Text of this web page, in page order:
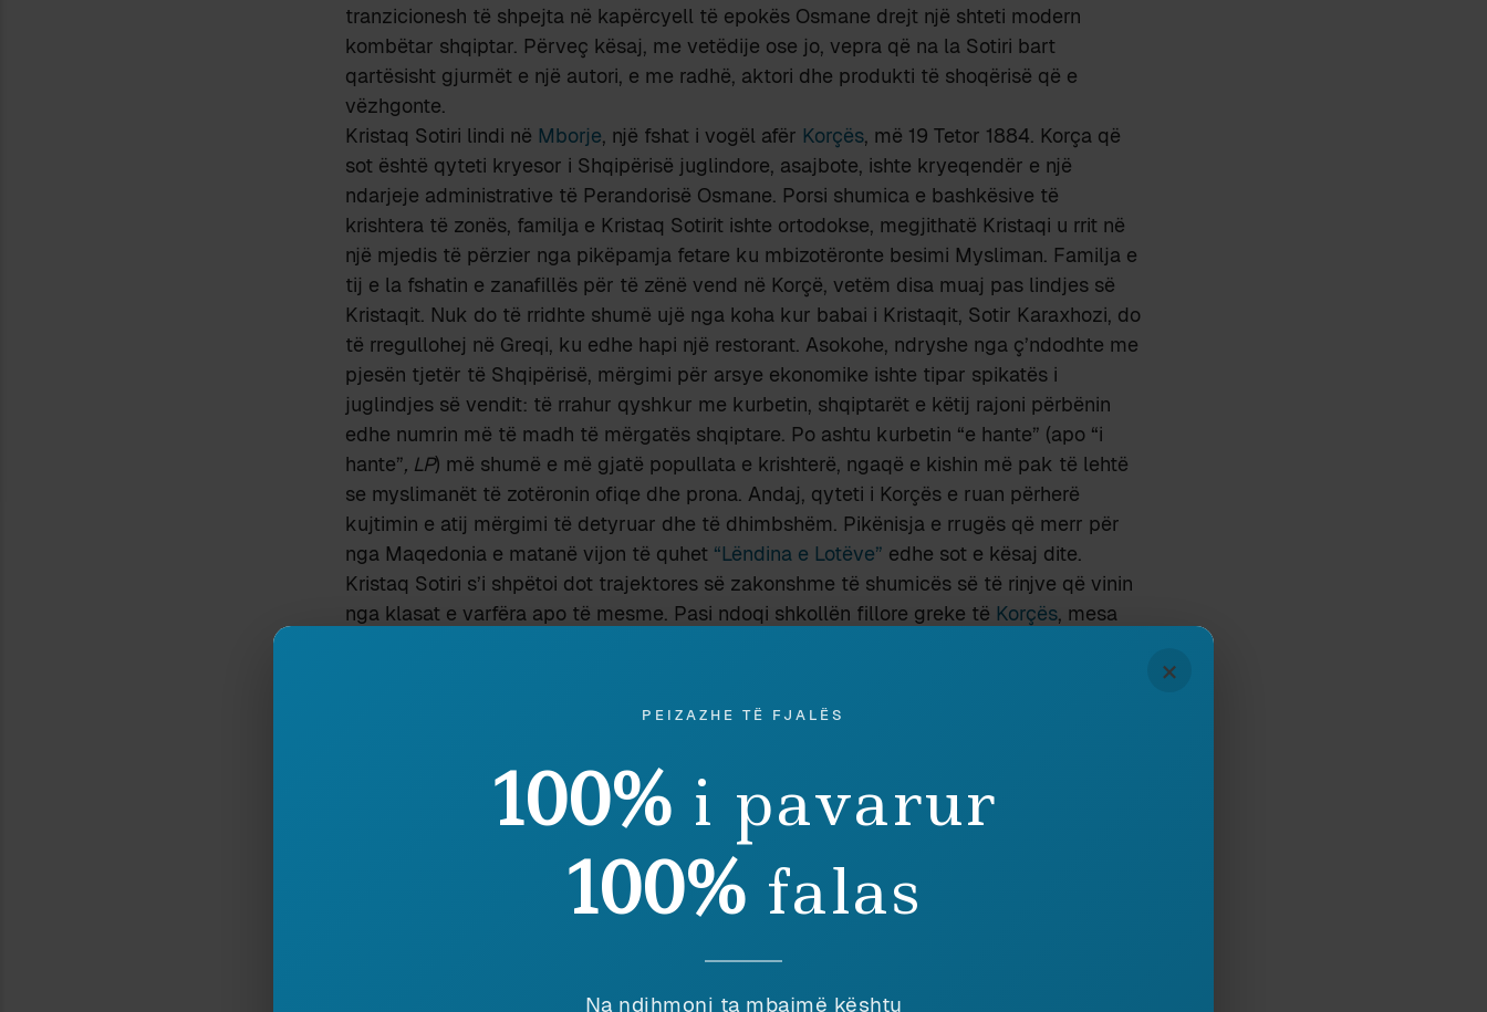
tranzicionesh të shpejta në kapërcyell të epokës Osmane drejt një shteti modern
kombëtar shqiptar. Përveç kësaj, me vetëdije ose jo, vepra që na la Sotiri bart
qartësisht gjurmët e një autori, e me radhë, aktori dhe produkti të shoqërisë që e
vëzhgonte.
Kristaq Sotiri lindi në Mborje, një fshat i vogël afër Korçës, më 19 Tetor 1884. Korça që
sot është qyteti kryesor i Shqipërisë juglindore, asajbote, ishte kryeqendër e një
ndarjeje administrative të Perandorisë Osmane. Porsi shumica e bashkësive të
krishtera të zonës, familja e Kristaq Sotirit ishte ortodokse, megjithatë Kristaqi u rrit në
një mjedis të përzier nga pikëpamja fetare ku mbizotëronte besimi Mysliman. Familja e
tij e la fshatin e zanafillës për të zënë vend në Korçë, vetëm disa muaj pas lindjes së
Kristaqit. Nuk do të rridhte shumë ujë nga koha kur babai i Kristaqit, Sotir Karaxhozi, do
të rregullohej në Greqi, ku edhe hapi një restorant. Asokohe, ndryshe nga ç’ndodhte me
pjesën tjetër të Shqipërisë, mërgimi për arsye ekonomike ishte tipar spikatës i
juglindjes së vendit: të rrahur qyshkur me kurbetin, shqiptarët e këtij rajoni përbënin
edhe numrin më të madh të mërgatës shqiptare. Po ashtu kurbetin “e hante” (apo “i
hante”, LP) më shumë e më gjatë popullata e krishterë, ngaqë e kishin më pak të lehtë
se myslimanët të zotëronin ofiqe dhe prona. Andaj, qyteti i Korçës e ruan përherë
kujtimin e atij mërgimi të detyruar dhe të dhimbshëm. Pikënisja e rrugës që merr për
nga Maqedonia e matanë vijon të quhet “Lëndina e Lotëve” edhe sot e kësaj dite.
Kristaq Sotiri s’i shpëtoi dot trajektores së zakonshme të shumicës së të rinjve që vinin
nga klasat e varfëra apo të mesme. Pasi ndoqi shkollën fillore greke të Korçës, mesa
, ose thjesht nëpër Perandorinë Osmane (kryesisht në
Sotiri i përket valës së parë të kurbetçinjve që mërguan përtej Atlantikut, destinacionit
që do të njihte së shpejti, deri në vitet 1920, një dyndje shumë të madhe nga popullata
Vështirë ta gjesh me saktësi arsyen e zgjedhjes së këtij destinacioni nga ana e Sotirit.
Me gjasë erdhi prej marrëdhënies së ngushtë që e lidhte me kunatin, Kristo Shulin ose
Sulidhin, i cili kishte dobësi të veçantë për botën anglo-saksone. Sulidhi njihej si një
Sulidhi do të përqafonte protestantizmin. Besimi protestant po shtëllisej me gjallëri në
×
PEIZAZHE TË FJALËS
100% i pavarur
100% falas
Na ndihmoni ta mbajmë kështu